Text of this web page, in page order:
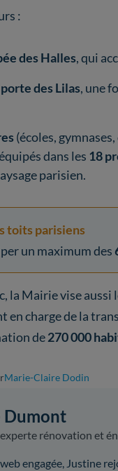
:
des Halles, qui
des Lilas, une
(écoles,
dans les 18
parisien.
toits parisiens
un maximum des
la Mairie vise aussi
en charge de la
de270 000
Marie-Claire Dodin
Dumont
rénovation et
engagée, Justine